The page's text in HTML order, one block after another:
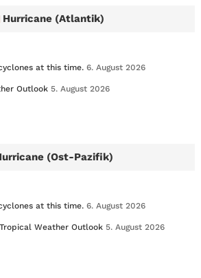
Hurricane (Atlantik)
at this time. 6. August 2026
Outlook 5. August 2026
(Ost-Pazifik)
at this time. 6. August 2026
Weather Outlook 5. August 2026